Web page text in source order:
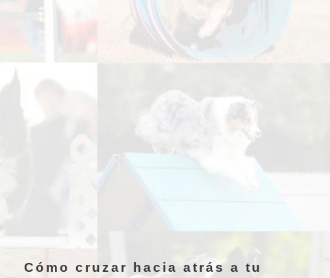
Cómo cruzar hacia atrás a tu